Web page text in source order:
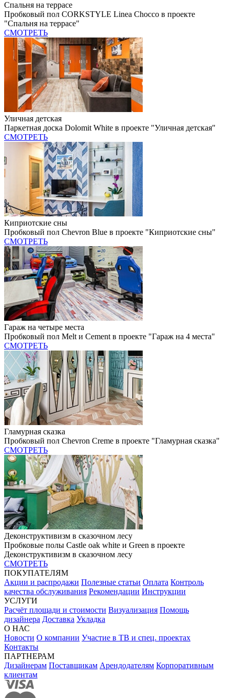
Спальня на террасе
Пробковый пол CORKSTYLE Linea Chocco в проекте
"Спальня на террасе"
СМОТРЕТЬ
Уличная детская
Паркетная доска Dolomit White в проекте "Уличная детская"
СМОТРЕТЬ
Киприотские сны
Пробковый пол Chevron Blue в проекте "Киприотские сны"
СМОТРЕТЬ
Гараж на четыре места
Пробковый пол Melt и Cement в проекте "Гараж на 4 места"
СМОТРЕТЬ
Гламурная сказка
Пробковый пол Chevron Creme в проекте "Гламурная сказка"
СМОТРЕТЬ
Деконструктивизм в сказочном лесу
Пробковые полы Castle oak white и Green в проекте
Деконструктивизм в сказочном лесу
СМОТРЕТЬ
ПОКУПАТЕЛЯМ
Акции и распродажи Полезные статьи Оплата Контроль
качества обслуживания Рекомендации Инструкции
УСЛУГИ
Расчёт площади и стоимости Визуализация Помощь
дизайнера Доставка Укладка
О НАС
Новости О компании Участие в ТВ и спец. проектах
Контакты
ПАРТНЕРАМ
Дизайнерам Поставщикам Арендодателям Корпоративным
клиентам